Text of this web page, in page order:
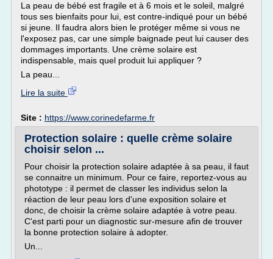
La peau de bébé est fragile et à 6 mois et le soleil, malgré
tous ses bienfaits pour lui, est contre-indiqué pour un bébé
si jeune. Il faudra alors bien le protéger même si vous ne
l'exposez pas, car une simple baignade peut lui causer des
dommages importants. Une crème solaire est
indispensable, mais quel produit lui appliquer ?
La peau...
Lire la suite
Site : https://www.corinedefarme.fr
Protection solaire : quelle crème solaire
choisir selon ...
Pour choisir la protection solaire adaptée à sa peau, il faut
se connaitre un minimum. Pour ce faire, reportez-vous au
phototype : il permet de classer les individus selon la
réaction de leur peau lors d'une exposition solaire et
donc, de choisir la crème solaire adaptée à votre peau.
C'est parti pour un diagnostic sur-mesure afin de trouver
la bonne protection solaire à adopter.
Un...